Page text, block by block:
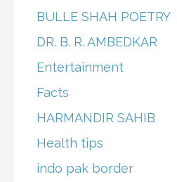
BULLE SHAH POETRY
DR. B. R. AMBEDKAR
Entertainment
Facts
HARMANDIR SAHIB
Health tips
indo pak border